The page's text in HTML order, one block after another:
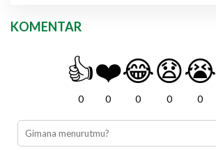
KOMENTAR
👍
0
❤️
0
😂
0
😧
0
😭
0